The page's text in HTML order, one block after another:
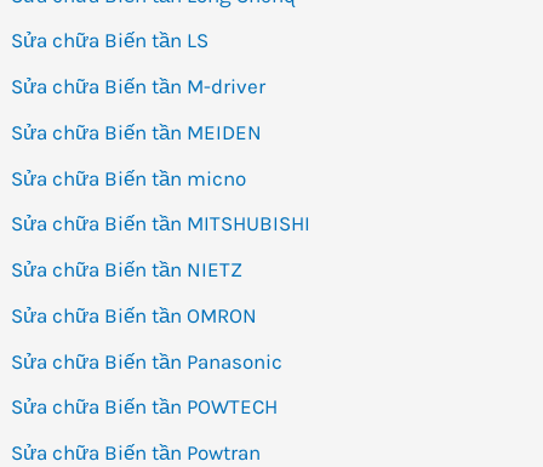
Sửa chữa Biến tần LS
Sửa chữa Biến tần M-driver
Sửa chữa Biến tần MEIDEN
Sửa chữa Biến tần micno
Sửa chữa Biến tần MITSHUBISHI
Sửa chữa Biến tần NIETZ
Sửa chữa Biến tần OMRON
Sửa chữa Biến tần Panasonic
Sửa chữa Biến tần POWTECH
Sửa chữa Biến tần Powtran